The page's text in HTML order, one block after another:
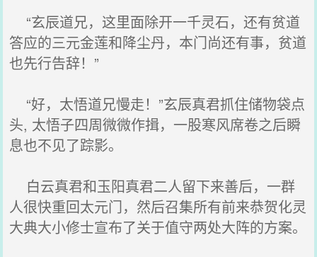
“玄辰道兄，这里面除开一千灵石，还有贫道
答应的三元金莲和降尘丹，本门尚还有事，贫道
也先行告辞！”
“好，太悟道兄慢走！”玄辰真君抓住储物袋点
头, 太悟子四周微微作揖，一股寒风席卷之后瞬
息也不见了踪影。
白云真君和玉阳真君二人留下来善后，一群
人很快重回太元门，然后召集所有前来恭贺化灵
大典大小修士宣布了关于值守两处大阵的方案。